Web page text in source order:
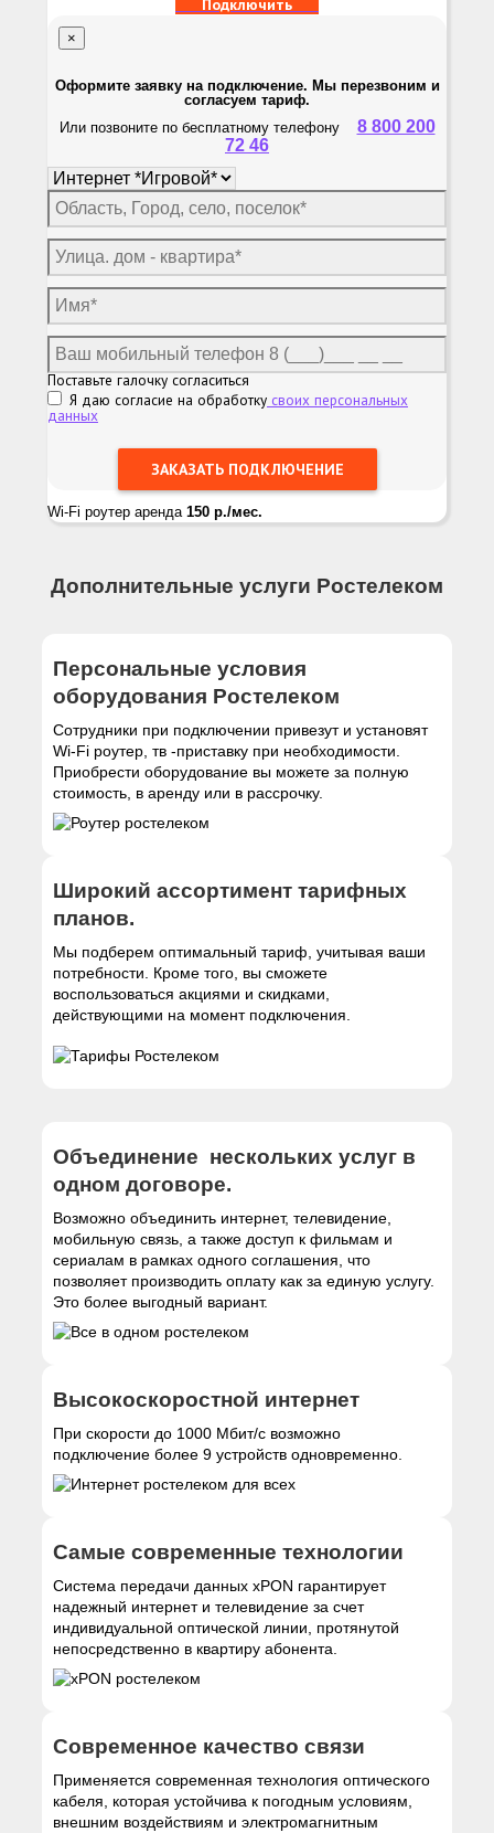
Подключить
×
Оформите заявку на подключение. Мы перезвоним и
согласуем тариф.
Или позвоните по бесплатному телефону 8 800 200
72 46
Поставьте галочку согласиться
Я даю согласие на обработку своих персональных
данных
Wi-Fi роутер аренда 150 р./мес.
Дополнительные услуги Ростелеком
Персональные условия
оборудования Ростелеком
Сотрудники при подключении привезут и установят
Wi-Fi роутер, тв -приставку при необходимости.
Приобрести оборудование вы можете за полную
стоимость, в аренду или в рассрочку.
Широкий ассортимент тарифных
планов.
Мы подберем оптимальный тариф, учитывая ваши
потребности. Кроме того, вы сможете
воспользоваться акциями и скидками,
действующими на момент подключения.
Объединение нескольких услуг в
одном договоре.
Возможно объединить интернет, телевидение,
мобильную связь, а также доступ к фильмам и
сериалам в рамках одного соглашения, что
позволяет производить оплату как за единую услугу.
Это более выгодный вариант.
Высокоскоростной интернет
При скорости до 1000 Мбит/с возможно
подключение более 9 устройств одновременно.
Самые современные технологии
Система передачи данных xPON гарантирует
надежный интернет и телевидение за счет
индивидуальной оптической линии, протянутой
непосредственно в квартиру абонента.
Современное качество связи
Применяется современная технология оптического
кабеля, которая устойчива к погодным условиям,
внешним воздействиям и электромагнитным